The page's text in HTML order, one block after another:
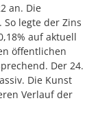
an. Die
legte der Zins
auf aktuell
öffentlichen
Der 24.
Die Kunst
Verlauf der